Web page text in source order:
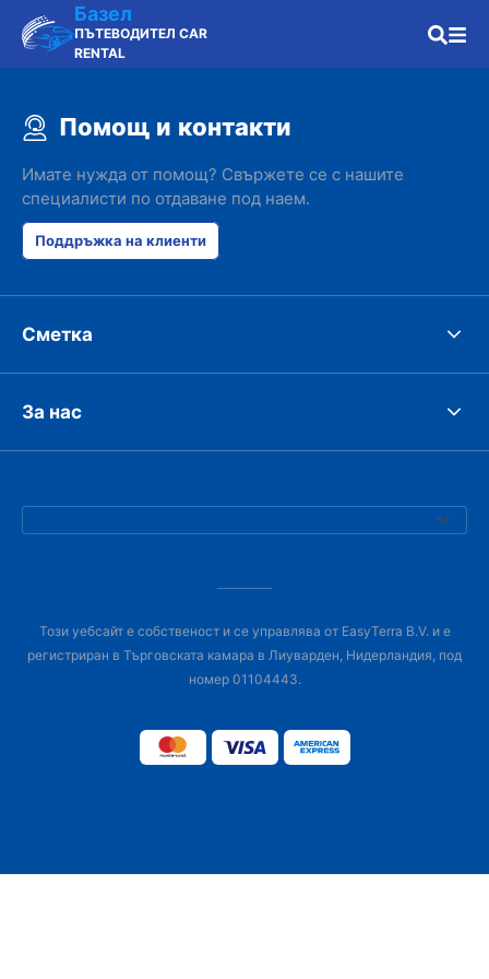
Базел
ПЪТЕВОДИТЕЛ CAR
RENTAL
Помощ и контакти
Имате нужда от помощ? Свържете се с нашите
специалисти по отдаване под наем.
Поддръжка на клиенти
Сметка
За нас
Този уебсайт е собственост и се управлява от EasyTerra B.V. и е
регистриран в Търговската камара в Лиуварден, Нидерландия, под
номер 01104443.